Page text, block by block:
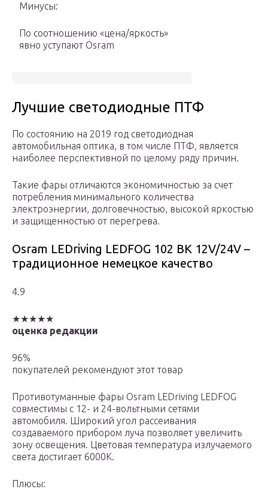
Минусы:
По соотношению «цена/яркость»
явно уступают Osram
Лучшие светодиодные ПТФ
По состоянию на 2019 год светодиодная
автомобильная оптика, в том числе ПТФ, является
наиболее перспективной по целому ряду причин.
Такие фары отличаются экономичностью за счет
потребления минимального количества
электроэнергии, долговечностью, высокой яркостью
и защищенностью от перегрева.
Osram LEDriving LEDFOG 102 BK 12V/24V –
традиционное немецкое качество
4.9
★★★★★
оценка редакции
96%
покупателей рекомендуют этот товар
Противотуманные фары Osram LEDriving LEDFOG
совместимы с 12- и 24-вольтными сетями
автомобиля. Широкий угол рассеивания
создаваемого прибором луча позволяет увеличить
зону освещения. Цветовая температура излучаемого
света достигает 6000К.
Плюсы: